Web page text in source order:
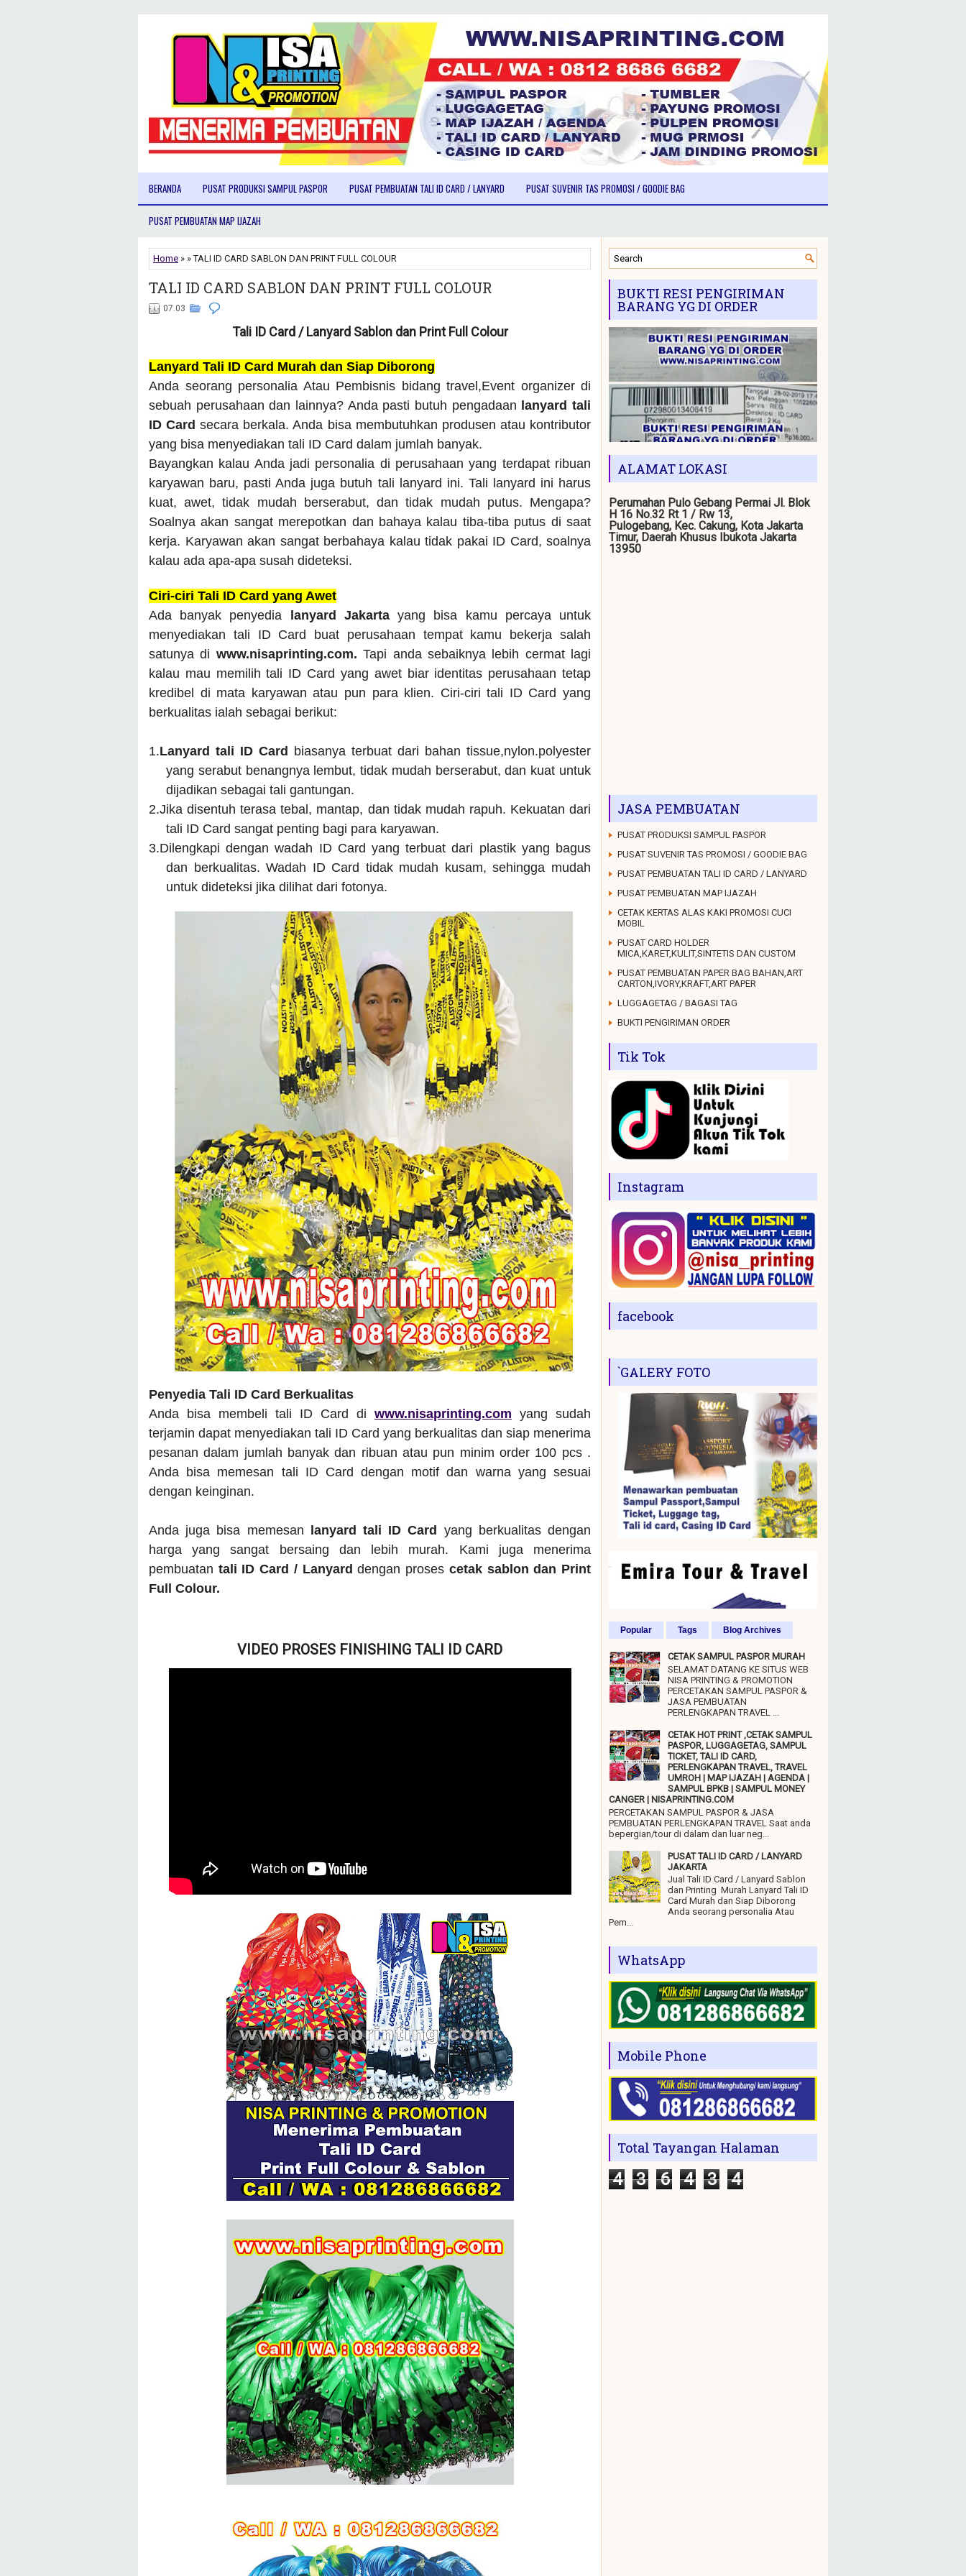
BERANDA PUSAT PRODUKSI SAMPUL PASPOR PUSAT PEMBUATAN TALI ID CARD / LANYARD PUSAT SUVENIR TAS PROMOSI / GOODIE BAG
PUSAT PEMBUATAN MAP IJAZAH
Home » » TALI ID CARD SABLON DAN PRINT FULL COLOUR
TALI ID CARD SABLON DAN PRINT FULL COLOUR
07.03
Tali ID Card / Lanyard Sablon dan Print Full Colour
Lanyard Tali ID Card Murah dan Siap Diborong
Anda seorang personalia Atau Pembisnis bidang travel,Event organizer di
sebuah perusahaan dan lainnya? Anda pasti butuh pengadaan lanyard tali
ID Cardsecara berkala. Anda bisa membutuhkan produsen atau kontributor
yang bisa menyediakan tali ID Card dalam jumlah banyak.
Bayangkan kalau Anda jadi personalia di perusahaan yang terdapat ribuan
karyawan baru, pasti Anda juga butuh tali lanyard ini. Tali lanyard ini harus
kuat, awet, tidak mudah berserabut, dan tidak mudah putus. Mengapa?
Soalnya akan sangat merepotkan dan bahaya kalau tiba-tiba putus di saat
kerja. Karyawan akan sangat berbahaya kalau tidak pakai ID Card, soalnya
kalau ada apa-apa susah dideteksi.
Ciri-ciri Tali ID Card yang Awet
Ada banyak penyedia
lanyard Jakartayang bisa kamu percaya untuk
menyediakan tali ID Card buat perusahaan tempat kamu bekerja salah
satunya di www.nisaprinting.com. Tapi anda sebaiknya lebih cermat lagi
kalau mau memilih tali ID Card yang awet biar identitas perusahaan tetap
kredibel di mata karyawan atau pun para klien. Ciri-ciri tali ID Card yang
berkualitas ialah sebagai berikut:
1.Lanyard tali ID Card biasanya terbuat dari bahan tissue,nylon.polyester
yang serabut benangnya lembut, tidak mudah berserabut, dan kuat untuk
dijadikan sebagai tali gantungan.
2.Jika disentuh terasa tebal, mantap, dan tidak mudah rapuh. Kekuatan dari
tali ID Card sangat penting bagi para karyawan.
3.Dilengkapi dengan wadah ID Card yang terbuat dari plastik yang bagus
dan berkualitas. Wadah ID Card tidak mudah kusam, sehingga mudah
untuk dideteksi jika dilihat dari fotonya.
Penyedia Tali ID Card Berkualitas
Anda bisa membeli tali ID Card di www.nisaprinting.com yang sudah
terjamin dapat menyediakan tali ID Card yang berkualitas dan siap menerima
pesanan dalam jumlah banyak dan ribuan atau pun minim order 100 pcs .
Anda bisa memesan tali ID Card dengan motif dan warna yang sesuai
dengan keinginan.
Anda juga bisa memesan lanyard tali ID Card yang berkualitas dengan
harga yang sangat bersaing dan lebih murah. Kami juga menerima
pembuatan tali ID Card / Lanyard dengan proses cetak sablon dan Print
Full Colour.
VIDEO PROSES FINISHING TALI ID CARD
BUKTI RESI PENGIRIMAN
BARANG YG DI ORDER
ALAMAT LOKASI
Perumahan Pulo Gebang Permai Jl. Blok
H 16 No.32 Rt 1 / Rw 13,
Pulogebang, Kec. Cakung, Kota Jakarta
Timur, Daerah Khusus Ibukota Jakarta
13950
JASA PEMBUATAN
PUSAT PRODUKSI SAMPUL PASPOR
PUSAT SUVENIR TAS PROMOSI / GOODIE BAG
PUSAT PEMBUATAN TALI ID CARD / LANYARD
PUSAT PEMBUATAN MAP IJAZAH
CETAK KERTAS ALAS KAKI PROMOSI CUCI
MOBIL
PUSAT CARD HOLDER
MICA,KARET,KULIT,SINTETIS DAN CUSTOM
PUSAT PEMBUATAN PAPER BAG BAHAN,ART
CARTON,IVORY,KRAFT,ART PAPER
LUGGAGETAG / BAGASI TAG
BUKTI PENGIRIMAN ORDER
Tik Tok
Instagram
facebook
`GALERY FOTO
Popular Tags Blog Archives
CETAK SAMPUL PASPOR MURAH
SELAMAT DATANG KE SITUS WEB
NISA PRINTING & PROMOTION
PERCETAKAN SAMPUL PASPOR &
JASA PEMBUATAN
PERLENGKAPAN TRAVEL ...
CETAK HOT PRINT ,CETAK SAMPUL
PASPOR, LUGGAGETAG, SAMPUL
TICKET, TALI ID CARD,
PERLENGKAPAN TRAVEL, TRAVEL
UMROH | MAP IJAZAH | AGENDA |
SAMPUL BPKB | SAMPUL MONEY
CANGER | NISAPRINTING.COM
PERCETAKAN SAMPUL PASPOR & JASA
PEMBUATAN PERLENGKAPAN TRAVEL Saat anda
bepergian/tour di dalam dan luar neg...
PUSAT TALI ID CARD / LANYARD
JAKARTA
Jual Tali ID Card / Lanyard Sablon
dan Printing Murah Lanyard Tali ID
Card Murah dan Siap Diborong
Anda seorang personalia Atau
Pem...
WhatsApp
Mobile Phone
Total Tayangan Halaman
4 3 6 4 3 4